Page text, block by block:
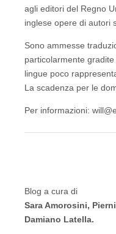
agli editori del Regno
inglese opere di autori
Sono ammesse
particolarmente
lingue poco
La scadenza per le
Per informazioni:
Blog a cura di
Sara Amorosini,
Damiano Latella.